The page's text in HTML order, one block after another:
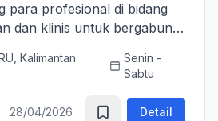
para profesional di bidang
dan klinis untuk bergabung
memperkuat layanan
Kalimantan
Senin -
Sabtu
28/04/2026 Detail